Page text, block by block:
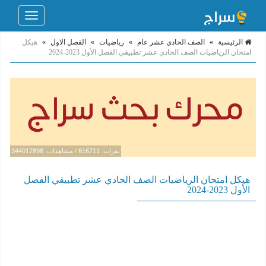
Toggle
الرئيسية » الصف الحادي عشر عام » رياضيات » الفصل الاول » هيكل
امتحان الرياضيات الصف الحادي عشر تطبيقي الفصل الأول 2023-2024
نقرات: 616711 / مشاهدات: 344017898
هيكل امتحان الرياضيات الصف الحادي عشر تطبيقي الفصل
الأول 2023-2024